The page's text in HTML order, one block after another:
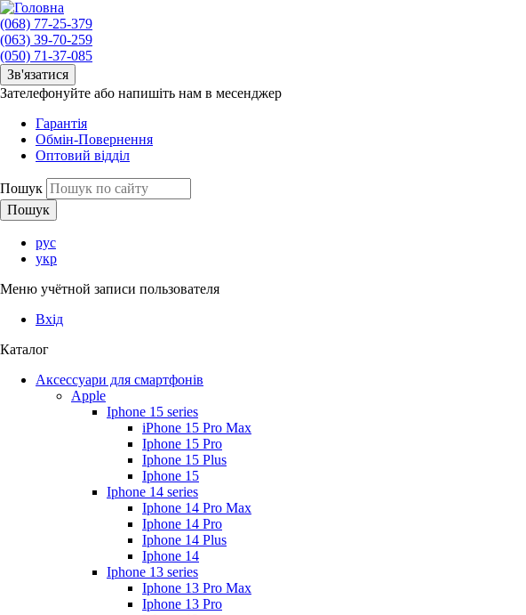
(068) 77-25-379
(063) 39-70-259
(050) 71-37-085
Зв'язатися
Зателефонуйте або напишіть нам в месенджер
Гарантія
Обмін-Повернення
Оптовий відділ
Пошук
рус
укр
Меню учётной записи пользователя
Вхід
Каталог
Аксессуари для смартфонів
Apple
Iphone 15 series
iPhone 15 Pro Max
Iphone 15 Pro
Iphone 15 Plus
Iphone 15
Iphone 14 series
Iphone 14 Pro Max
Iphone 14 Pro
Iphone 14 Plus
Iphone 14
Iphone 13 series
Iphone 13 Pro Max
Iphone 13 Pro